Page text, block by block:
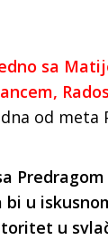
sa
od
bi u
u